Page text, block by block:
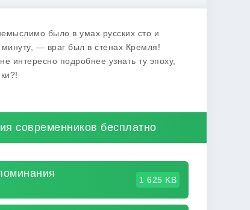
было в умах русских сто и
— враг был в стенах Кремля!
интересно подробнее узнать ту эпоху,
современников бесплатно
1 625 KB